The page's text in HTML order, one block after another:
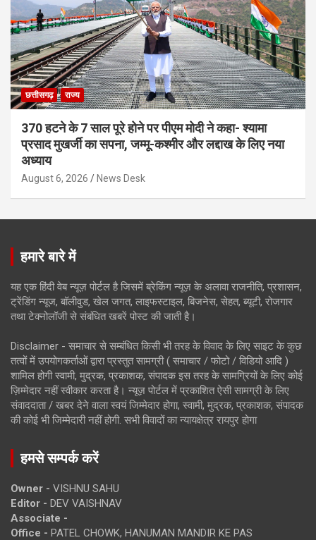
छत्तीसगढ़ राज्य
370 हटने के 7 साल पूरे होने पर पीएम मोदी ने कहा- श्यामा
प्रसाद मुखर्जी का सपना, जम्मू-कश्मीर और लद्दाख के लिए नया
अध्याय
August 6, 2026 News Desk
हमारे बारे में
यह एक हिंदी वेब न्यूज़ पोर्टल है जिसमें ब्रेकिंग न्यूज़ के अलावा राजनीति, प्रशासन,
ट्रेंडिंग न्यूज, बॉलीवुड, खेल जगत, लाइफस्टाइल, बिजनेस, सेहत, ब्यूटी, रोजगार
तथा टेक्नोलॉजी से संबंधित खबरें पोस्ट की जाती है।
Disclaimer - समाचार से सम्बंधित किसी भी तरह के विवाद के लिए साइट के कुछ
तत्वों में उपयोगकर्ताओं द्वारा प्रस्तुत सामग्री ( समाचार / फोटो / विडियो आदि )
शामिल होगी स्वामी, मुद्रक, प्रकाशक, संपादक इस तरह के सामग्रियों के लिए कोई
ज़िम्मेदार नहीं स्वीकार करता है। न्यूज़ पोर्टल में प्रकाशित ऐसी सामग्री के लिए
संवाददाता / खबर देने वाला स्वयं जिम्मेदार होगा, स्वामी, मुद्रक, प्रकाशक, संपादक
की कोई भी जिम्मेदारी नहीं होगी. सभी विवादों का न्यायक्षेत्र रायपुर होगा
हमसे सम्पर्क करें
Owner - VISHNU SAHU
Editor - DEV VAISHNAV
Associate -
Office - PATEL CHOWK, HANUMAN MANDIR KE PAS